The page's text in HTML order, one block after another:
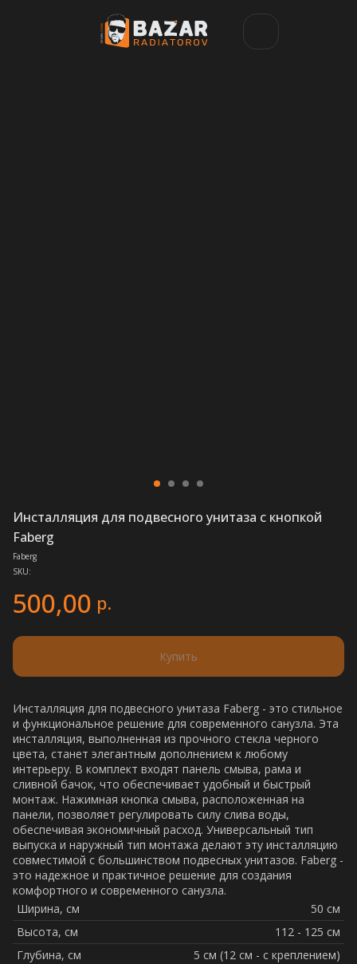
Инсталляция для подвесного унитаза с кнопкой
Faberg
Faberg
SKU:
500,00 р.
Купить
Инсталляция для подвесного унитаза Faberg - это стильное
и функциональное решение для современного санузла. Эта
инсталляция, выполненная из прочного стекла черного
цвета, станет элегантным дополнением к любому
интерьеру. В комплект входят панель смыва, рама и
сливной бачок, что обеспечивает удобный и быстрый
монтаж. Нажимная кнопка смыва, расположенная на
панели, позволяет регулировать силу слива воды,
обеспечивая экономичный расход. Универсальный тип
выпуска и наружный тип монтажа делают эту инсталляцию
совместимой с большинством подвесных унитазов. Faberg -
это надежное и практичное решение для создания
комфортного и современного санузла.
Ширина, см
50 см
Высота, см
112 - 125 см
Глубина, см
5 см (12 см - с креплением)